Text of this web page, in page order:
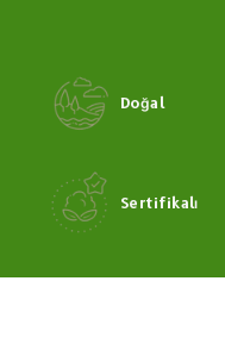
Doğal
Sertifikalı